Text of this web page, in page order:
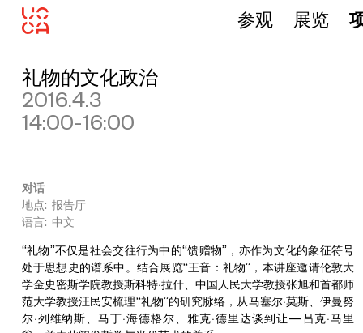
参观 展览
礼物的文化政治
2016.4.3
14:00-16:00
对话
地点: 报告厅
语言: 中文
“礼物”不仅是社会交往行为中的“馈赠物”，亦作为文化的象征符号
处于思想史的谱系中。结合展览“王音：礼物”，本讲座邀请伦敦大
学金史密斯学院教授斯科特·拉什、中国人民大学教授张旭和首都师
范大学教授汪民安梳理“礼物”的研究脉络，从马塞尔·莫斯、伊曼努
尔·列维纳斯、马丁·海德格尔、雅克·德里达谈到让—吕克·马里